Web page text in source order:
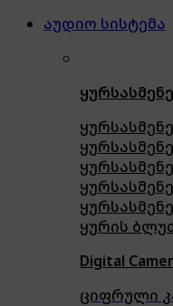
აუდიო სისტემა
ყურის
Digital
ციფრული